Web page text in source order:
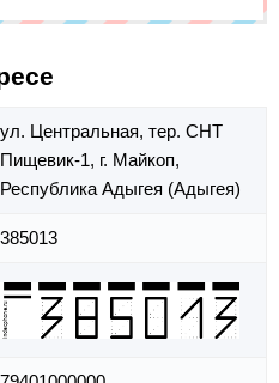
ул. Центральная, тер. СНТ
Пищевик-1, г. Майкоп,
Республика Адыгея (Адыгея)
385013